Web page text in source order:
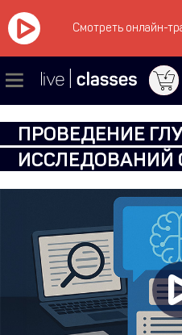
Смотреть онлайн-
ПРОВЕДЕНИЕ